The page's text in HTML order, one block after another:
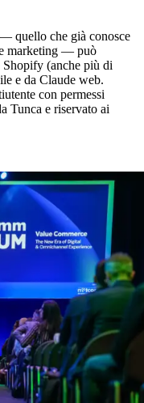
quello che già conosce
marketing — può
Shopify (anche più di
e da Claude web.
con permessi
Tunca e riservato ai